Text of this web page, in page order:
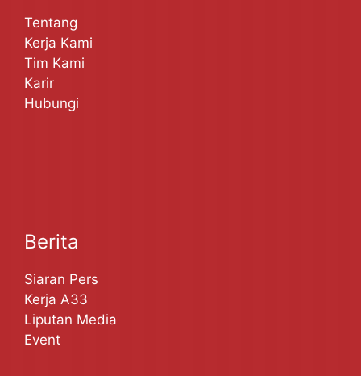
Tentang
Kerja Kami
Tim Kami
Karir
Hubungi
Berita
Siaran Pers
Kerja A33
Liputan Media
Event